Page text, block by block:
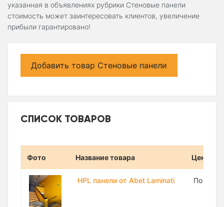
указанная в объявлениях рубрики Стеновые панели
стоимость может заинтересовать клиентов, увеличение
прибыли гарантировано!
Добавить товар Стеновые панели
СПИСОК ТОВАРОВ
Фото Название товара Цена
HPL панели от Abet Laminati По